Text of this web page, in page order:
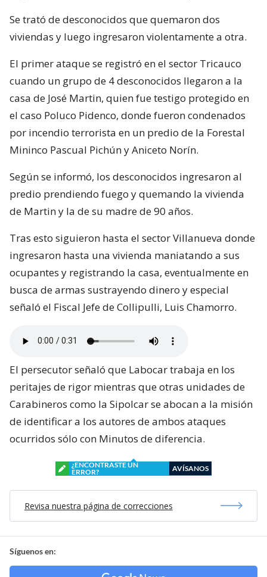
Se trató de desconocidos que quemaron dos
viviendas y luego ingresaron violentamente a otra.
El primer ataque se registró en el sector Tricauco
cuando un grupo de 4 desconocidos llegaron a la
casa de José Martin, quien fue testigo protegido en
el caso Poluco Pidenco, donde fueron condenados
por incendio terrorista en un predio de la Forestal
Mininco Pascual Pichún y Aniceto Norín.
Según se informó, los desconocidos ingresaron al
predio prendiendo fuego y quemando la vivienda
de Martin y la de su madre de 90 años.
Tras esto siguieron hasta el sector Villanueva donde
ingresaron hasta una vivienda maniatando a sus
ocupantes y registrando la casa, eventualmente en
busca de armas sustrayendo dinero y especial
señaló el Fiscal Jefe de Collipulli, Luis Chamorro.
El persecutor señaló que Labocar trabaja en los
peritajes de rigor mientras que otras unidades de
Carabineros como la Sipolcar se abocan a la misión
de identificar a los autores de ambos ataques
ocurridos sólo con Minutos de diferencia.
¿ENCONTRASTE UN
ERROR?
AVÍSANOS
Revisa nuestra página de correcciones
Síguenos en: